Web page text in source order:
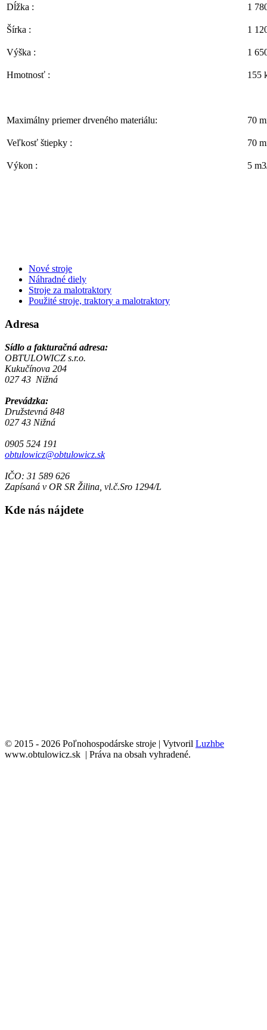
Dĺžka : 1
Šírka : 1
Výška : 1
Hmotnosť : 155
Maximálny priemer drveného materiálu: 70
Veľkosť štiepky : 70
Výkon : 5
Nové stroje
Náhradné diely
Stroje za malotraktory
Použité stroje, traktory a malotraktory
Adresa
Sídlo a fakturačná adresa:
OBTULOWICZ s.r.o.
Kukučínova 204
027 43 Nižná
Prevádzka:
Družstevná 848
027 43 Nižná
0905 524 191
obtulowicz@obtulowicz.sk
IČO: 31 589 626
Zapísaná v OR SR Žilina, vl.č.Sro 1294/L
Kde nás nájdete
© 2015 - 2026 Poľnohospodárske stroje | Vytvoril Luzhbe
www.obtulowicz.sk | Práva na obsah vyhradené.